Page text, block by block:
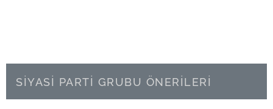
SİYASİ PARTİ GRUBU ÖNERİLERİ